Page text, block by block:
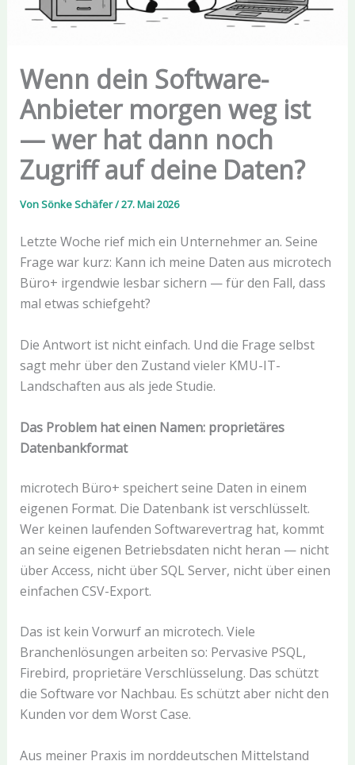
Wenn dein Software-
Anbieter morgen weg ist
— wer hat dann noch
Zugriff auf deine Daten?
VonSönke Schäfer/27. Mai 2026
Letzte Woche rief mich ein Unternehmer an. Seine
Frage war kurz: Kann ich meine Daten aus microtech
Büro+ irgendwie lesbar sichern — für den Fall, dass
mal etwas schiefgeht?
Die Antwort ist nicht einfach. Und die Frage selbst
sagt mehr über den Zustand vieler KMU-IT-
Landschaften aus als jede Studie.
Das Problem hat einen Namen: proprietäres
Datenbankformat
microtech Büro+ speichert seine Daten in einem
eigenen Format. Die Datenbank ist verschlüsselt.
Wer keinen laufenden Softwarevertrag hat, kommt
an seine eigenen Betriebsdaten nicht heran — nicht
über Access, nicht über SQL Server, nicht über einen
einfachen CSV-Export.
Das ist kein Vorwurf an microtech. Viele
Branchenlösungen arbeiten so: Pervasive PSQL,
Firebird, proprietäre Verschlüsselung. Das schützt
die Software vor Nachbau. Es schützt aber nicht den
Kunden vor dem Worst Case.
Aus meiner Praxis im norddeutschen Mittelstand